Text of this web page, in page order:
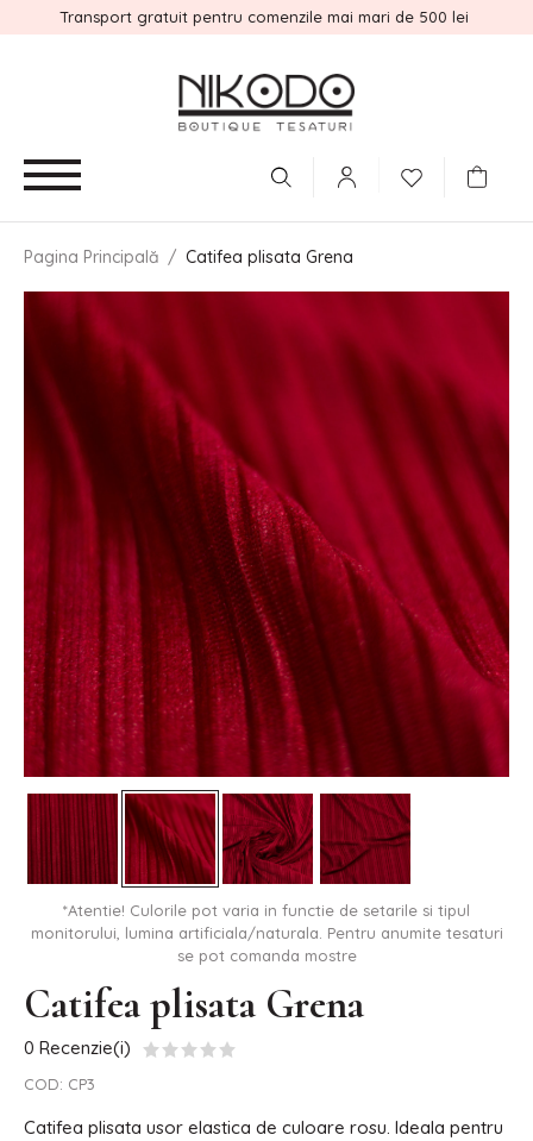
Transport gratuit pentru comenzile mai mari de 500 lei
Pagina Principală / Catifea plisata Grena
*Atentie! Culorile pot varia in functie de setarile si tipul
monitorului, lumina artificiala/naturala. Pentru anumite tesaturi
se pot comanda mostre
Catifea plisata Grena
0 Recenzie(i)
COD: CP3
Catifea plisata usor elastica de culoare rosu. Ideala pentru